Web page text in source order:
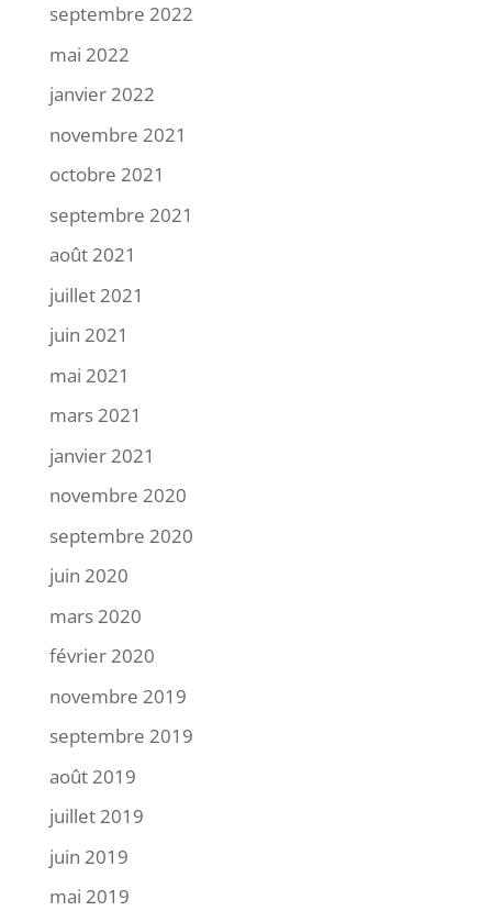
septembre 2022
mai 2022
janvier 2022
novembre 2021
octobre 2021
septembre 2021
août 2021
juillet 2021
juin 2021
mai 2021
mars 2021
janvier 2021
novembre 2020
septembre 2020
juin 2020
mars 2020
février 2020
novembre 2019
septembre 2019
août 2019
juillet 2019
juin 2019
mai 2019